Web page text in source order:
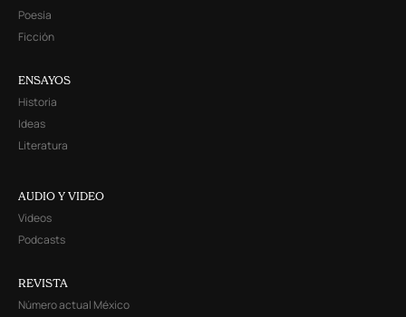
Poesía
Ficción
ENSAYOS
Historia
Ideas
Literatura
AUDIO Y VIDEO
Videos
Podcasts
REVISTA
Número actual México